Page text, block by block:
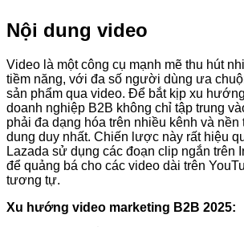
Nội dung video
Video là một công cụ mạnh mẽ thu hút
tiềm năng, với đa số người dùng ưa
sản phẩm qua video. Để bắt kịp xu
doanh nghiệp B2B không chỉ tập trung
phải đa dạng hóa trên nhiều kênh và nền
dung duy nhất. Chiến lược này rất hiệu
Lazada sử dụng các đoạn clip ngắn trên
để quảng bá cho các video dài trên
tương tự.
Xu hướng video marketing B2B 2025: